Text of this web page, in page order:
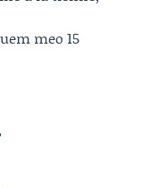
meo 15